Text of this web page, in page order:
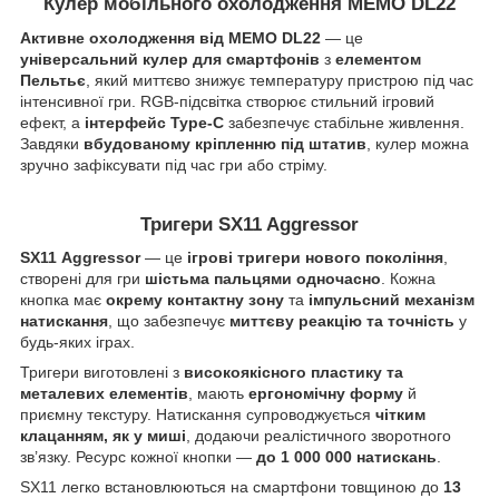
Активне охолодження від MEMO DL22 — це
універсальний кулер для смартфонів з елементом
Пельтьє , який миттєво знижує температуру пристрою під час
інтенсивної гри. RGB-підсвітка створює стильний ігровий
ефект, а інтерфейс Type-C забезпечує стабільне живлення.
Завдяки вбудованому кріпленню під штатив , кулер можна
зручно зафіксувати під час гри або стріму.
Тригери SX11 Aggressor
SX11 Aggressor— це ігрові тригери нового покоління,
створені для гри шістьма пальцями одночасно. Кожна
кнопка має окрему контактну зону та імпульсний механізм
натискання, що забезпечує миттєву реакцію та точність у
будь-яких іграх.
Тригери виготовлені з високоякісного пластику та
металевих елементів, мають ергономічну форму й
приємну текстуру. Натискання супроводжується чітким
клацанням, як у миші, додаючи реалістичного зворотного
зв’язку. Ресурс кожної кнопки — до 1 000 000 натискань.
SX11 легко встановлюються на смартфони товщиною до 13